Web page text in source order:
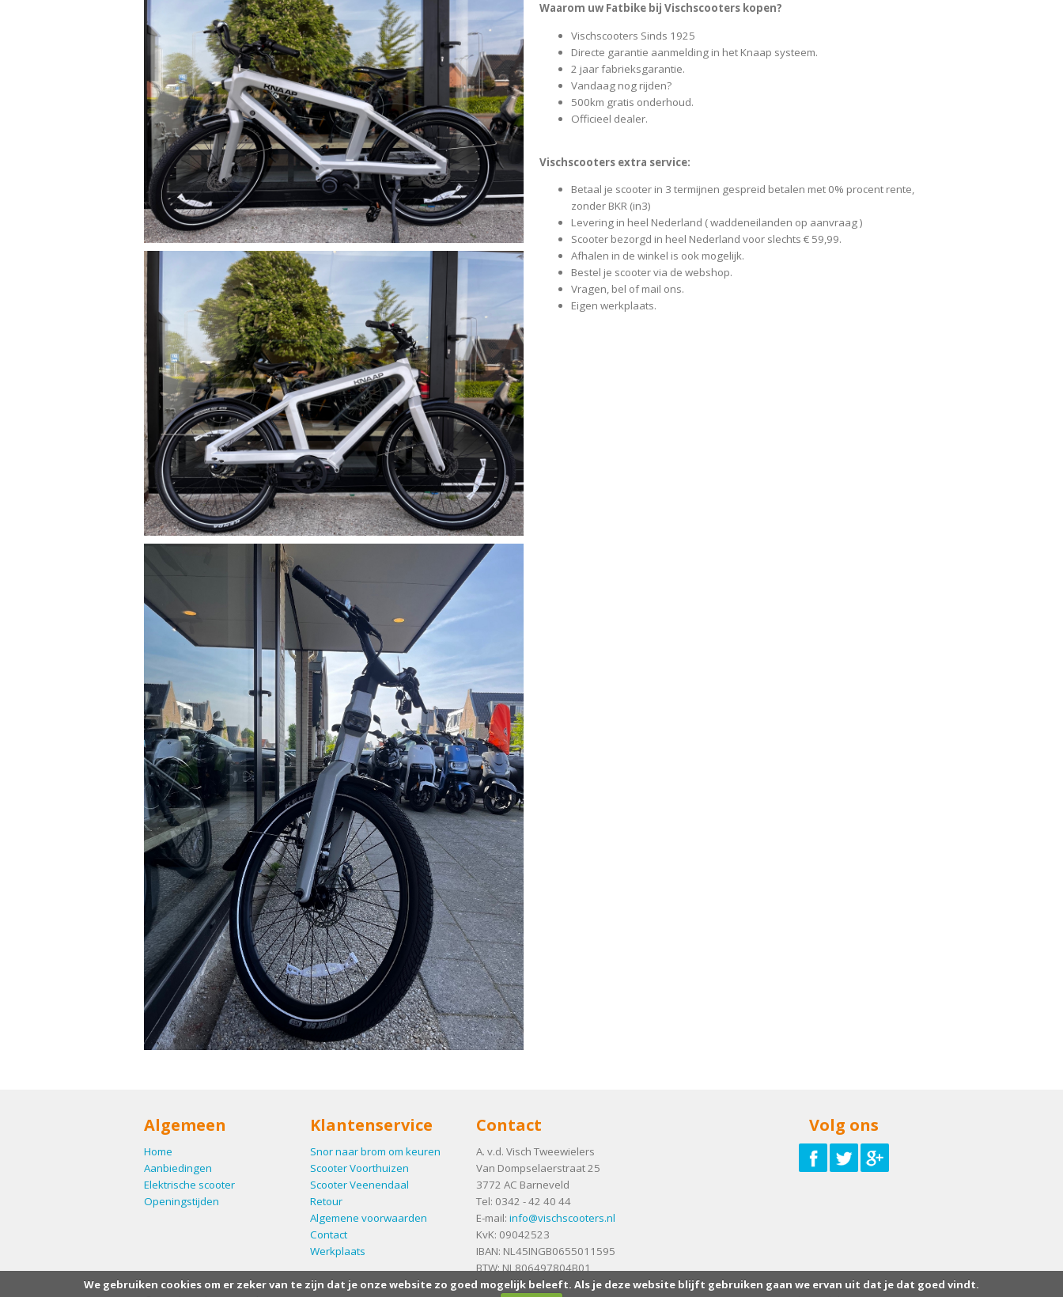
Waarom uw Fatbike bij Vischscooters kopen?
Vischscooters Sinds 1925
Directe garantie aanmelding in het Knaap systeem.
2 jaar fabrieksgarantie.
Vandaag nog rijden?
500km gratis onderhoud.
Officieel dealer.
Vischscooters extra service:
Betaal je scooter in 3 termijnen gespreid betalen met 0% procent rente,
zonder BKR (in3)
Levering in heel Nederland ( waddeneilanden op aanvraag )
Scooter bezorgd in heel Nederland voor slechts € 59,99.
Afhalen in de winkel is ook mogelijk.
Bestel je scooter via de webshop.
Vragen, bel of mail ons.
Eigen werkplaats.
Algemeen
Home
Aanbiedingen
Elektrische scooter
Openingstijden
Klantenservice
Snor naar brom om keuren
Scooter Voorthuizen
Scooter Veenendaal
Retour
Algemene voorwaarden
Contact
Werkplaats
Contact
A. v.d. Visch Tweewielers
Van Dompselaerstraat 25
3772 AC Barneveld
Tel: 0342 - 42 40 44
E-mail: info@vischscooters.nl
KvK: 09042523
IBAN: NL45INGB0655011595
BTW: NL806497804B01
Volg ons
We gebruiken cookies om er zeker van te zijn dat je onze website zo goed mogelijk beleeft. Als je deze website blijft gebruiken gaan we ervan uit dat je dat goed vindt.